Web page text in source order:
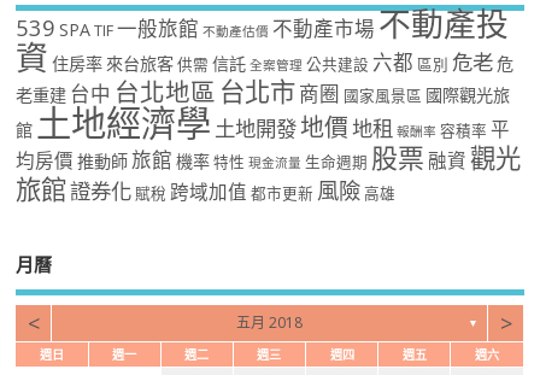
539 SPA TIF 一般旅館 不動產估價 不動產市場不動產投
資 住房率 來台旅客 供需 信託 全案管理 公共建設 六都 區別 危老危
老重建 台中 台北地區 台北市商圈 國家風景區 國際觀光旅
館 土地經濟學 土地開發地價地租 報酬率 容積率 平
均房價 推動師旅館 機率 特性 現金流量 生命週期 股票 融資 觀光
旅館證券化 賦稅 跨域加值 都市更新 風險 高雄
月曆
< 五月 2018 ▼ >
週日 週一 週二 週三 週四 週五 週六